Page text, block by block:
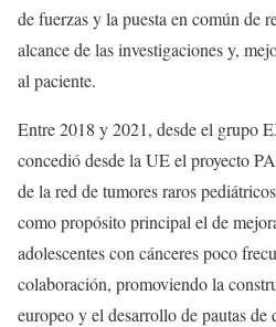
de fuerzas y la puesta en común de
alcance de las investigaciones y,
al paciente.
Entre 2018 y 2021, desde el grupo
concedió desde la UE el proyecto
de la red de tumores raros
como propósito principal el de
adolescentes con cánceres poco
colaboración, promoviendo la
europeo y el desarrollo de pautas